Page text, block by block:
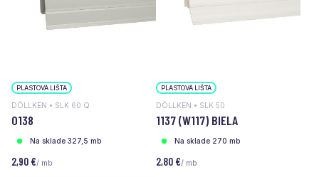
PLASTOVÁ LIŠTA
DÖLLKEN • SLK 60 Q
0138
Na sklade 327,5 mb
2,90 €/ mb
PLASTOVÁ LIŠTA
DÖLLKEN • SLK 50
1137 (W117) BIELA
Na sklade 270 mb
2,80 €/ mb